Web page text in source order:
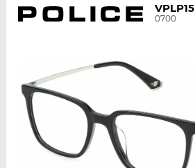
VPLP15
0700